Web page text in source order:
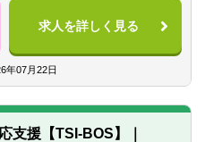
関連業務
社の現地法人化に伴うガバナ
築支援
は支店の設立に関する支援
ける監査、アドバイザリー業
業務経験
ジネルレベルの英語力であれ
の財務諸表監査、特殊法人監
準の財務諸表監査（国際監査
監査、米国監査基準に基づく
査
引法に基づく内部統制監査
求人を詳しく見る
年07月22日
支援【TSI-BOS】｜